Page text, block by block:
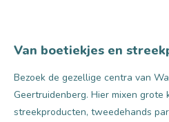
Van boetiekjes en
Bezoek de gezellige centra van
Geertruidenberg. Hier mixen
streekproducten, tweedehands